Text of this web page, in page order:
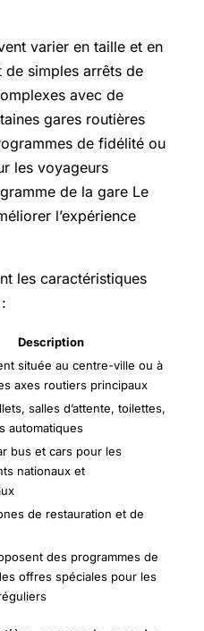
varier en taille et en
de simples arrêts de
avec de
gares routières
de fidélité ou
les voyageurs
de la gare Le
l’expérience
les caractéristiques
Description
située au centre-ville ou à
axes routiers principaux
salles d’attente, toilettes,
automatiques
bus et cars pour les
nationaux et
de restauration et de
des programmes de
offres spéciales pour les